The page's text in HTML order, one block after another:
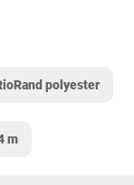
polyester
m